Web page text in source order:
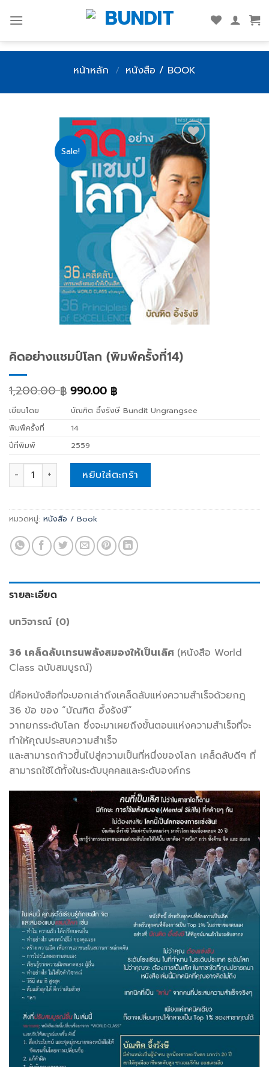
content
หน้าหลัก / หนังสือ / BOOK
Sale!
Add
wishlist
คิดอย่างแชมป์โลก (พิมพ์ครั้งที่14)
1,200.00฿ 990.00 ฿
เขียนโดย
บัณฑิต อึ้งรังษี Bundit Ungrangsee
พิมพิ์ครั้งที่
14
ปีที่พิมพ์
2559
คิดอย่างแชมป์โลก (พิมพ์ครั้งที่14) quantity
หยิบใส่ตะกร้า
หมวดหมู่: หนังสือ / Book
รายละเอียด
บทวิจารณ์ (0)
36 เคล็ดลับเทรนพลังสมองให้เป็นเลิศ (หนังสือ World
Class ฉบับสมบูรณ์)
นี่คือหนังสือที่จะบอกเล่าถึงเคล็ดลับแห่งความสำเร็จด้วยกฎ
36 ข้อ ของ “บัณฑิต อึ้งรังษี”
วาทยกรระดับโลก ซึ่งจะมาเผยถึงขั้นตอนแห่งความสำเร็จที่จะ
ทำให้คุณประสบความสำเร็จ
และสามารถก้าวขึ้นไปสู่ความเป็นที่หนึ่งของโลก เคล็ดลับดีๆ ที่
สามารถใช้ได้ทั้งในระดับบุคคลและระดับองค์กร